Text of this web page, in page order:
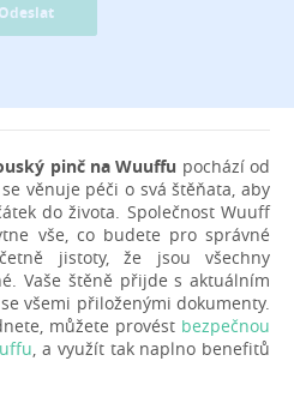
Odeslat
pinč na Wuuffu pochází od
věnuje péči o svá štěňata, aby
do života. Společnost Wuuff
vše, co budete pro správné
jistoty, že jsou všechny
Vaše štěně přijde s aktuálním
všemi přiloženými dokumenty.
můžete provést bezpečnou
, a využít tak naplno benefitů